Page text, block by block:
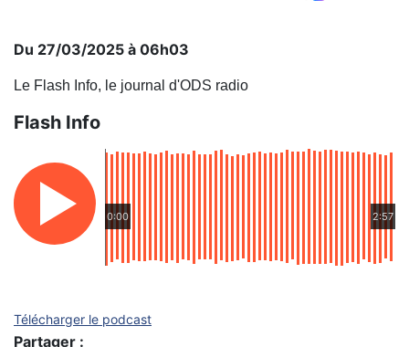
Du 27/03/2025 à 06h03
Le Flash Info, le journal d'ODS radio
Flash Info
0:00 2:57
Télécharger le podcast
Partager :